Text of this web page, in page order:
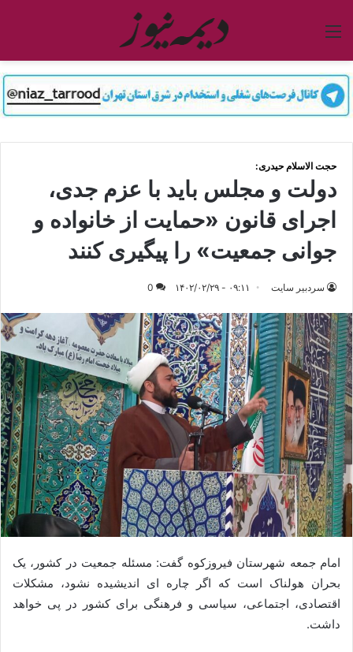
منو
حجت الاسلام حیدری:
دولت و مجلس باید با عزم جدی،
اجرای قانون «حمایت از خانواده و
جوانی جمعیت» را پیگیری کنند
سردبیر سایت ۰۹:۱۱ - ۱۴۰۲/۰۲/۲۹ 0
امام جمعه شهرستان فیروزکوه گفت: مسئله جمعیت در کشور، یک
بحران هولناک است که اگر چاره ای اندیشیده نشود، مشکلات
اقتصادی، اجتماعی، سیاسی و فرهنگی برای کشور در پی خواهد
داشت.